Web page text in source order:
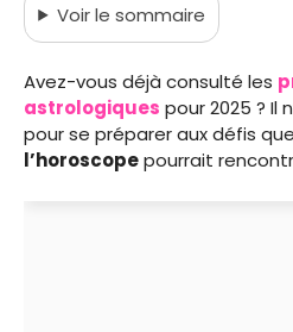
Voirle sommaire
Avez-vous déjà consulté les
astrologiques pour 2025 ? Il
pour se préparer aux défis
l’horoscopepourrait